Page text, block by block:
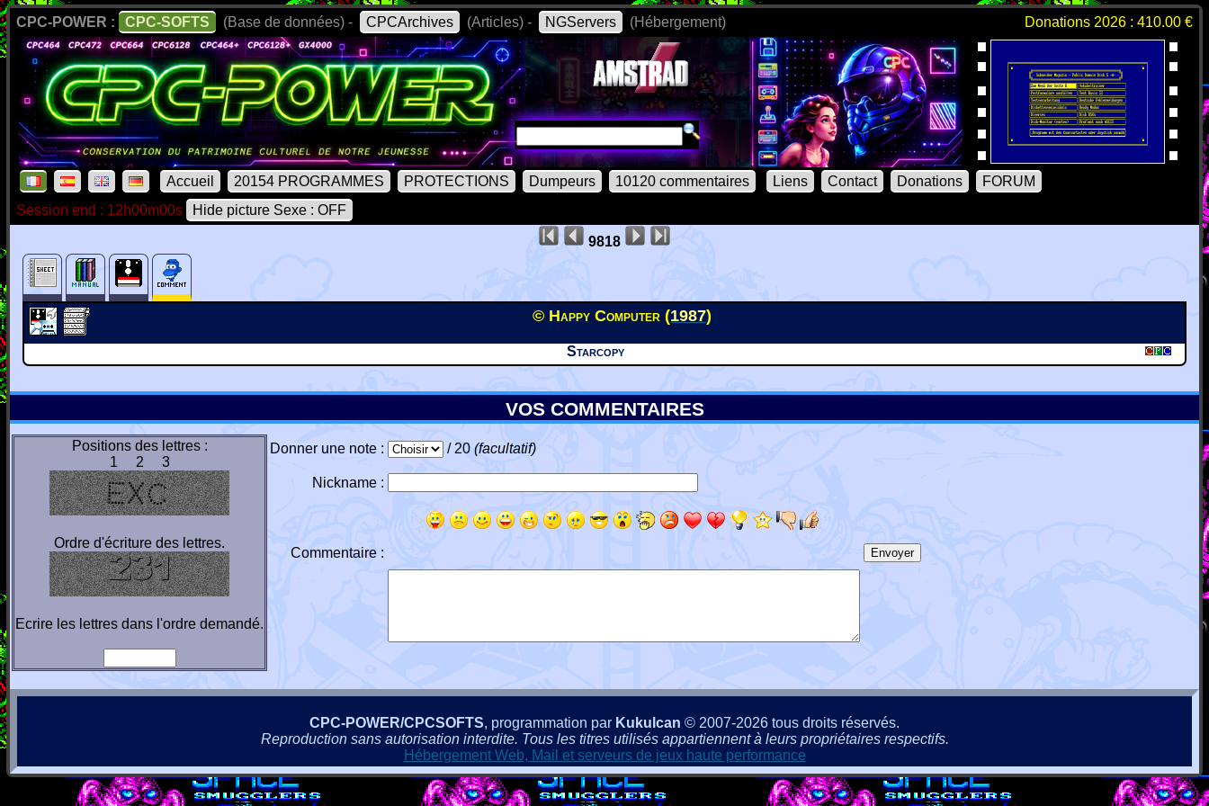
CPC-POWER : CPC-SOFTS (Base de données) - CPCArchives (Articles) - NGServers (Hébergement) Donations 2026 : 410.00 €
Accueil 20154 PROGRAMMES PROTECTIONS Dumpeurs 10120 commentaires Liens Contact Donations
FORUM
Session end : 12h00m00s
Hide picture Sexe : OFF
9818
© Happy Computer (1987)
Starcopy
VOS COMMENTAIRES
Positions des lettres :
1 2 3
Ordre d'écriture des lettres.
Ecrire les lettres dans l'ordre demandé.
Donner une note : / 20 (facultatif)
Nickname :
Commentaire :
CPC-POWER/CPCSOFTS, programmation par Kukulcan © 2007-2026 tous droits réservés.
Reproduction sans autorisation interdite. Tous les titres utilisés appartiennent à leurs propriétaires respectifs.
Hébergement Web, Mail et serveurs de jeux haute performance